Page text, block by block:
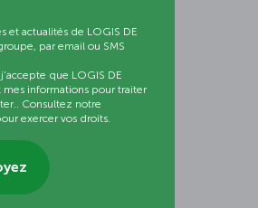
et actualités de LOGIS DE
par email ou SMS
que LOGIS DE
mes informations pour traiter
Consultez notre
exercer vos droits.